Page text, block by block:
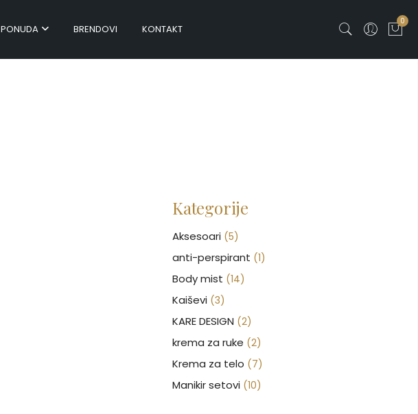
PONUDA BRENDOVI KONTAKT
0
Kategorije
Aksesoari (5)
anti-perspirant (1)
Body mist (14)
Kaiševi (3)
KARE DESIGN (2)
krema za ruke (2)
Krema za telo (7)
Manikir setovi (10)